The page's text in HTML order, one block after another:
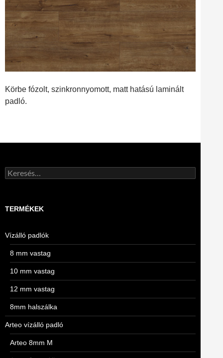
Körbe fózolt, szinkronnyomott, matt hatású laminált
padló.
Keresés:
TERMÉKEK
Vízálló padlók
8 mm vastag
10 mm vastag
12 mm vastag
8mm halszálka
Arteo vízálló padló
Arteo 8mm M